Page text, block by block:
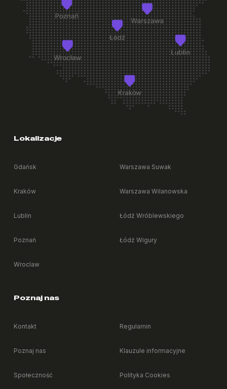
Co jest wliczone w cenę pokoju? +
Czy pokoje w Student Depot są umeblowane? +
Co znajduje się w wyposażeniu pokoju akademika?
Czy na miejscu można wypożyczyć odkurzacz, żelazko
Czy gość może zostać u mnie na noc?
Czy mogę palić papierosy w pokoju albo częściach
Czy mogę udekorować pokój po swojemu?
Lokalizacje
Gdańsk
Kraków
Lublin
Poznań
Wroclaw
Warszawa Suwak
Warszawa Wilanowska
Łódź Wróblewskiego
Łódź Wigury
Poznaj nas
Kontakt
Poznaj nas
Społeczność
Regulamin
Klauzule informacyjne
Polityka Cookies